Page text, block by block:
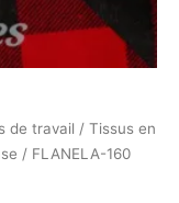
de travail / Tissus en
/ FLANELA-160